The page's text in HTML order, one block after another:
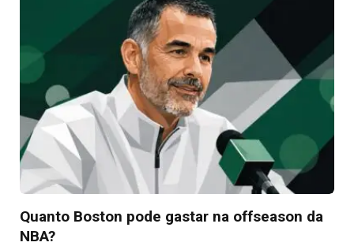
Quanto Boston pode gastar na offseason da
NBA?